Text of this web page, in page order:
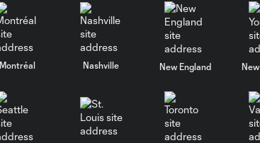
Montréal Nashville New England